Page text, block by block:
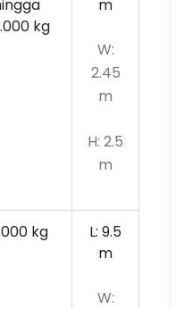
kg
m
W:
2.45
m
H: 2.5
m
kg
L: 9.5
m
W: